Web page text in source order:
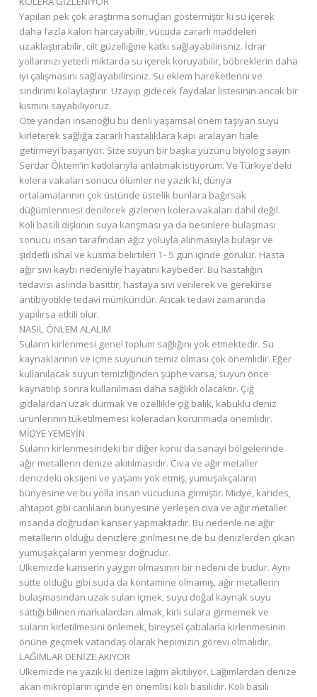
Yapılan pek çok araştırma sonuçları göstermiştir ki su içerek
daha fazla kalori harcayabilir, vücuda zararlı maddeleri
uzaklaştırabilir, cilt güzelliğine katkı sağlayabilirisniz. İdrar
yollarınızı yeterli miktarda su içerek koruyabilir, böbreklerin daha
iyi çalışmasını sağlayabilirsiniz. Su eklem hareketlerini ve
sindirimi kolaylaştırır. Uzayıp gidecek faydalar listesinin ancak bir
kısmını sayabiliyoruz.
Öte yandan insanoğlu bu denli yaşamsal önem taşıyan suyu
kirleterek sağlığa zararlı hastalıklara kapı aralayan hale
getirmeyi başarıyor. Size suyun bir başka yüzünü biyolog sayın
Serdar Öktem’in katkılarıyla anlatmak istiyorum. Ve Türkiye’deki
kolera vakaları sonucu ölümler ne yazık ki, dünya
ortalamalarının çok üstünde üstelik bunlara bağırsak
düğümlenmesi denilerek gizlenen kolera vakaları dahil değil.
Koli basili dışkının suya karışması ya da besinlere bulaşması
sonucu insan tarafından ağız yoluyla alınmasıyla bulaşır ve
şiddetli ishal ve kusma belirtileri 1- 5 gün içinde görülür. Hasta
ağır sıvı kaybı nedeniyle hayatını kaybeder. Bu hastalığın
tedavisi aslında basittir, hastaya sıvı verilerek ve gerekirse
antibiyotikle tedavi mümkündür. Ancak tedavi zamanında
yapılırsa etkili olur.
NASIL ÖNLEM ALALIM
Suların kirlenmesi genel toplum sağlığını yok etmektedir. Su
kaynaklarının ve içme suyunun temiz olması çok önemlidir. Eğer
kullanılacak suyun temizliğinden şüphe varsa, suyun önce
kaynatılıp sonra kullanılması daha sağlıklı olacaktır. Çiğ
gıdalardan uzak durmak ve özellikle çiğ balık, kabuklu deniz
ürünlerinin tüketilmemesi koleradan korunmada önemlidir.
MİDYE YEMEYİN
Suların kirlenmesindeki bir diğer konu da sanayi bölgelerinde
ağır metallerin denize akıtılmasıdır. Civa ve ağır metaller
denizdeki oksijeni ve yaşamı yok etmiş, yumuşakçaların
bünyesine ve bu yolla insan vücuduna girmiştir. Midye, karides,
ahtapot gibi canlıların bünyesine yerleşen civa ve ağır metaller
insanda doğrudan kanser yapmaktadır. Bu nedenle ne ağır
metallerin olduğu denizlere girilmesi ne de bu denizlerden çıkan
yumuşakçaların yenmesi doğrudur.
Ülkemizde kanserin yaygın olmasının bir nedeni de budur. Aynı
sütte olduğu gibi suda da kontamine olmamış, ağır metallerin
bulaşmasından uzak suları içmek, suyu doğal kaynak suyu
sattığı bilinen markalardan almak, kirli sulara girmemek ve
suların kirletilmesini önlemek, bireysel çabalarla kirlenmesinin
önüne geçmek vatandaş olarak hepimizin görevi olmalıdır.
LAĞIMLAR DENİZE AKIYOR
Ülkemizde ne yazık ki denize lağım akıtılıyor. Lağımlardan denize
akan mikropların içinde en önemlisi koli basilidir. Koli basili